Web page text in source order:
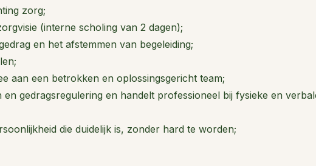
zorg;
(interne scholing van 2 dagen);
en het afstemmen van begeleiding;
aan een betrokken en oplossingsgericht team;
gedragsregulering en handelt professioneel bij fysieke en
die duidelijk is, zonder hard te worden;